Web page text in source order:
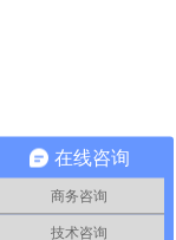
在线咨询
商务咨询
技术咨询